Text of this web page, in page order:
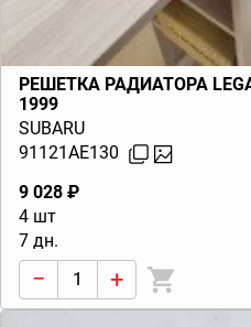
РЕШЕТКА РАДИАТОРА
1999
SUBARU
91121AE130
9 028 ₽
4 шт
7 дн.
− +